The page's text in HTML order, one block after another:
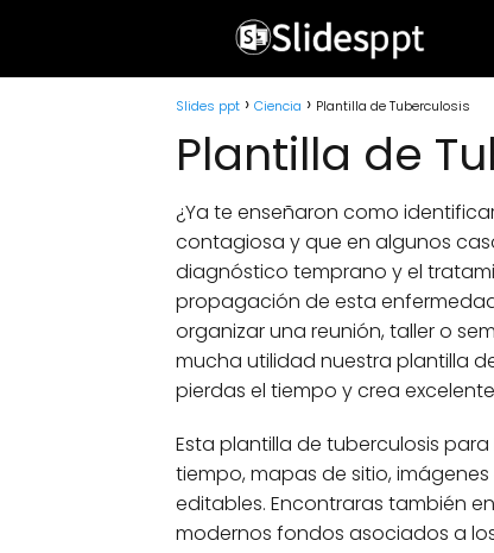
Slides ppt Ciencia Plantilla de Tuberculosis
Plantilla de
¿Ya te enseñaron como
contagiosa y que en algunos
diagnóstico temprano y el
propagación de esta
organizar una reunión, taller o
mucha utilidad nuestra plantilla
pierdas el tiempo y crea
Esta plantilla de tuberculosis
tiempo, mapas de sitio,
editables. Encontraras también
modernos fondos asociados a